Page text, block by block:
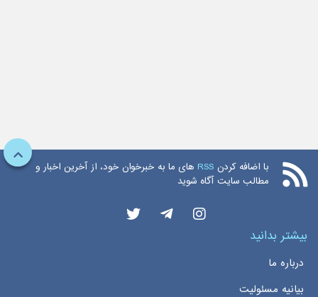
با اضافه کردن RSS های ما به خبرخوان خود، از آخرین اخبار و
مطالب سایت آگاه شوید
بیشتر بدانید
درباره ما
بیانیه مسئولیت